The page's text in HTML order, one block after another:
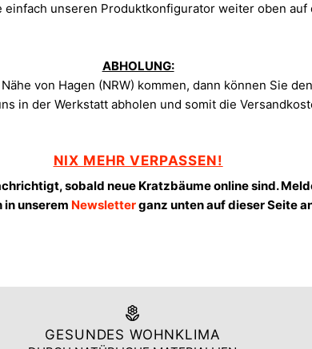
einfach unseren Produktkonfigurator weiter oben
ABHOLUNG:
von Hagen (NRW) kommen, dann können Sie
in der Werkstatt abholen und somit die
NIX MEHR VERPASSEN!
sobald neue Kratzbäume online sind.
in unserem Newsletterganz unten auf dieser Seite
GESUNDES WOHNKLIMA